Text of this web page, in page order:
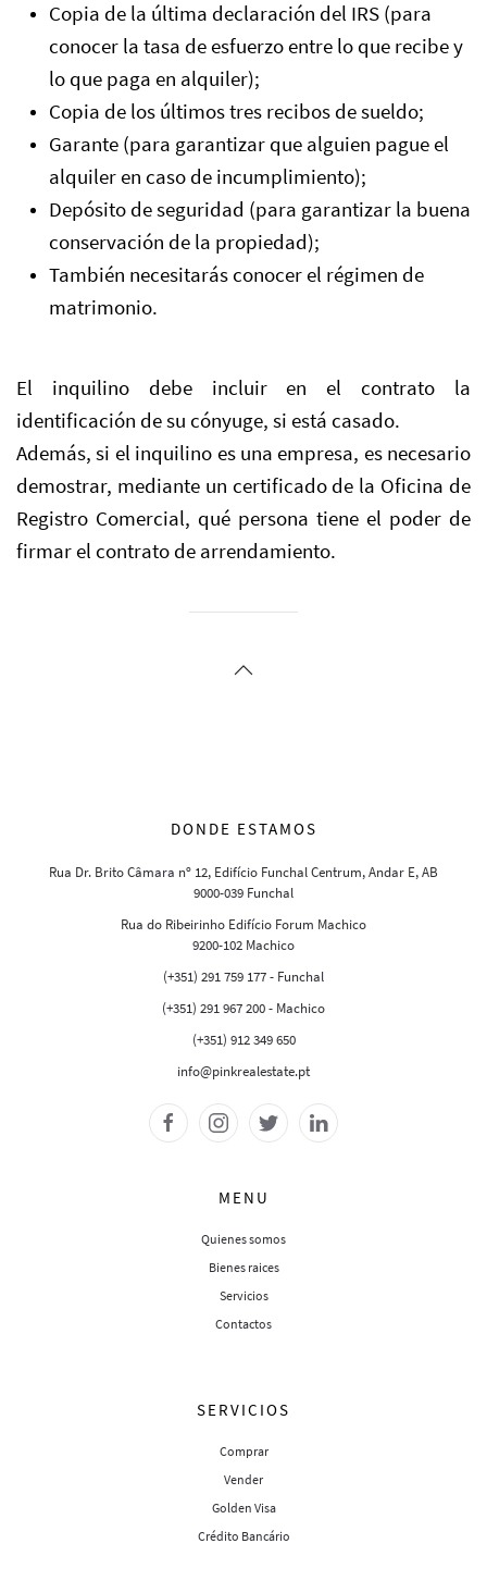
Copia de la última declaración del IRS (para
conocer la tasa de esfuerzo entre lo que recibe y
lo que paga en alquiler);
Copia de los últimos tres recibos de sueldo;
Garante (para garantizar que alguien pague el
alquiler en caso de incumplimiento);
Depósito de seguridad (para garantizar la buena
conservación de la propiedad);
También necesitarás conocer el régimen de
matrimonio.
El inquilino debe incluir en el contrato la
identificación de su cónyuge, si está casado.
Además, si el inquilino es una empresa, es necesario
demostrar, mediante un certificado de la Oficina de
Registro Comercial, qué persona tiene el poder de
firmar el contrato de arrendamiento.
DONDE ESTAMOS
Rua Dr. Brito Câmara nº 12, Edifício Funchal Centrum, Andar E, AB
9000-039 Funchal
Rua do Ribeirinho Edifício Forum Machico
9200-102 Machico
(+351) 291 759 177 - Funchal
(+351) 291 967 200 - Machico
(+351) 912 349 650
info@pinkrealestate.pt
MENU
Quienes somos
Bienes raices
Servicios
Contactos
SERVICIOS
Comprar
Vender
Golden Visa
Crédito Bancário